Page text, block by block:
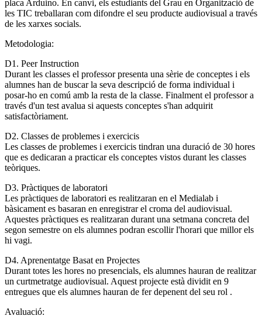
placa Arduino. En canvi, els estudiants del Grau en Organització de
les TIC treballaran com difondre el seu producte audiovisual a través
de les xarxes socials.
Metodologia:
D1. Peer Instruction
Durant les classes el professor presenta una sèrie de conceptes i els
alumnes han de buscar la seva descripció de forma individual i
posar-ho en comú amb la resta de la classe. Finalment el professor a
través d'un test avalua si aquests conceptes s'han adquirit
satisfactòriament.
D2. Classes de problemes i exercicis
Les classes de problemes i exercicis tindran una duració de 30 hores
que es dedicaran a practicar els conceptes vistos durant les classes
teòriques.
D3. Pràctiques de laboratori
Les pràctiques de laboratori es realitzaran en el Medialab i
bàsicament es basaran en enregistrar el croma del audiovisual.
Aquestes pràctiques es realitzaran durant una setmana concreta del
segon semestre on els alumnes podran escollir l'horari que millor els
hi vagi.
D4. Aprenentatge Basat en Projectes
Durant totes les hores no presencials, els alumnes hauran de realitzar
un curtmetratge audiovisual. Aquest projecte està dividit en 9
entregues que els alumnes hauran de fer depenent del seu rol .
Avaluació: